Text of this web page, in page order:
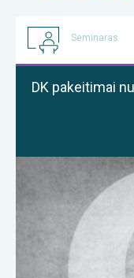
Seminaras
DK pakeitimai